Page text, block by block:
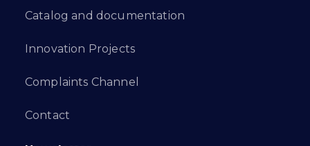
Catalog and documentation
Innovation Projects
Complaints Channel
Contact